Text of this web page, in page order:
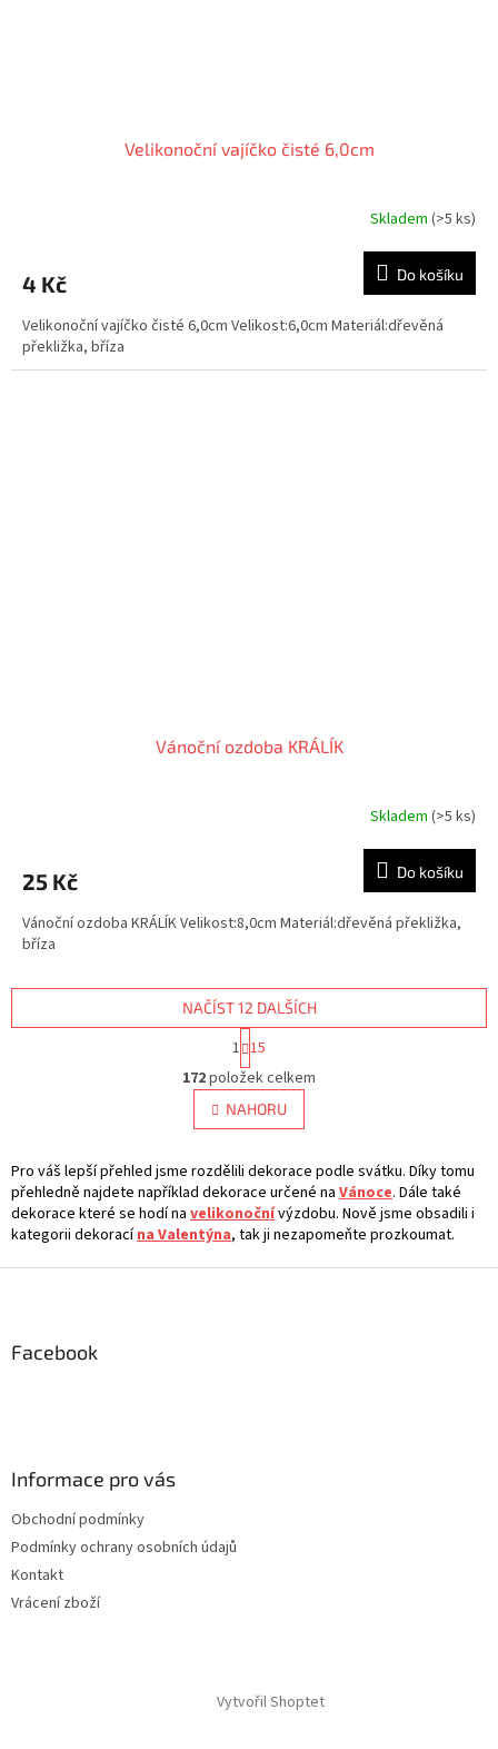
Velikonoční vajíčko čisté 6,0cm
Skladem (>5 ks)
4 Kč Do košíku
Velikonoční vajíčko čisté 6,0cm Velikost:6,0cm Materiál:dřevěná
překližka, bříza
Vánoční ozdoba KRÁLÍK
Skladem (>5 ks)
25 Kč Do košíku
Vánoční ozdoba KRÁLÍK Velikost:8,0cm Materiál:dřevěná překližka,
bříza
O
v
l
á
a
c
í
p
NAČÍST 12 DALŠÍCH
S
t
r
á
n
k
v
á
n
í
1 15
172položek celkem
NAHORU
Pro váš lepší přehled jsme rozdělili dekorace podle svátku. Díky tomu
přehledně najdete například dekorace určené na Vánoce. Dále také
dekorace které se hodí na velikonočnívýzdobu. Nově jsme obsadili i
kategorii dekoracína Valentýna, tak ji nezapomeňte prozkoumat.
Facebook
Informace pro vás
Obchodní podmínky
Podmínky ochrany osobních údajů
Kontakt
Vrácení zboží
Vytvořil Shoptet